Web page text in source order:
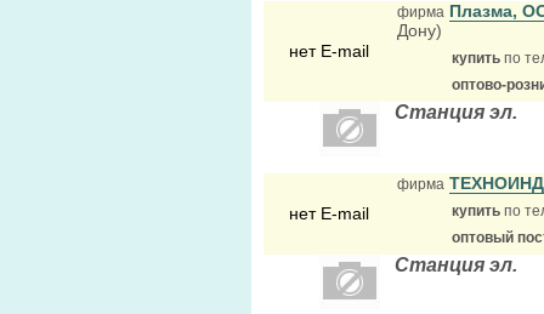
нет E-mail
фирма Плазма,
Дону)
купить по
оптово-
Станция эл.
нет E-mail
фирма
купить по
оптовый
Станция эл.